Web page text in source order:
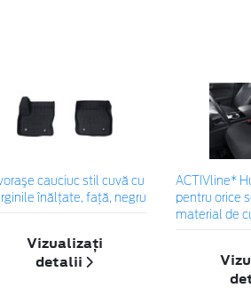
cauciuc stil cuvă cu
înălțate, față, negru
Vizualizați
detalii
ACTIVline*
pentru orice
material de